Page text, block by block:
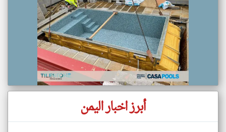
أبرز اخبار اليمن